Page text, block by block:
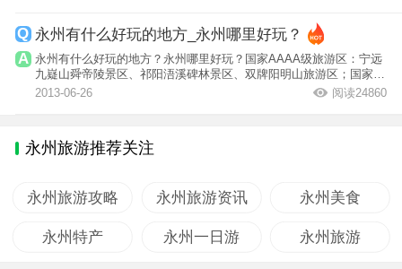
永州有什么好玩的地方_永州哪里好玩？
永州有什么好玩的地方？永州哪里好玩？国家AAAA级旅游区：宁远
九嶷山舜帝陵景区、祁阳浯溪碑林景区、双牌阳明山旅游区；国家
AAA级旅游区：...
2013-06-26 阅读24860
永州旅游推荐关注
永州旅游攻略 永州旅游资讯 永州美食
永州特产 永州一日游 永州旅游